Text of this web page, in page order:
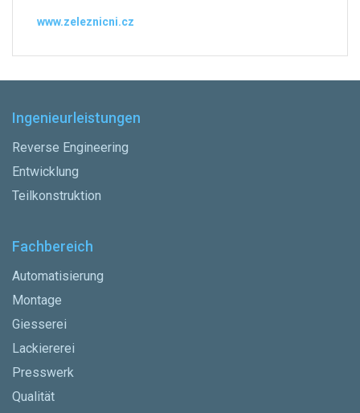
www.zeleznicni.cz
Ingenieurleistungen
Reverse Engineering
Entwicklung
Teilkonstruktion
Fachbereich
Automatisierung
Montage
Giesserei
Lackiererei
Presswerk
Qualität